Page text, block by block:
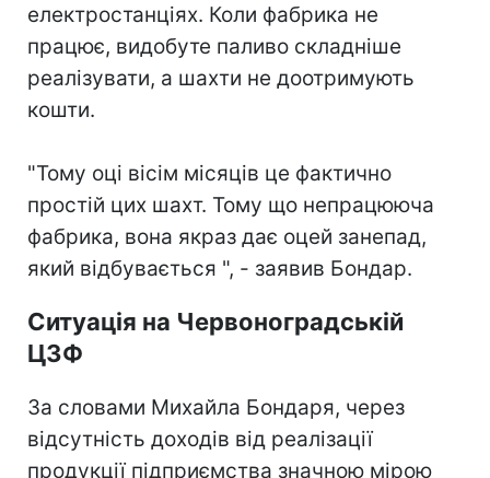
електростанціях. Коли фабрика не
працює, видобуте паливо складніше
реалізувати, а шахти не доотримують
кошти.
"Тому оці вісім місяців це фактично
простій цих шахт. Тому що непрацююча
фабрика, вона якраз дає оцей занепад,
який відбувається ", - заявив Бондар.
Ситуація на Червоноградській
ЦЗФ
За словами Михайла Бондаря, через
відсутність доходів від реалізації
продукції підприємства значною мірою